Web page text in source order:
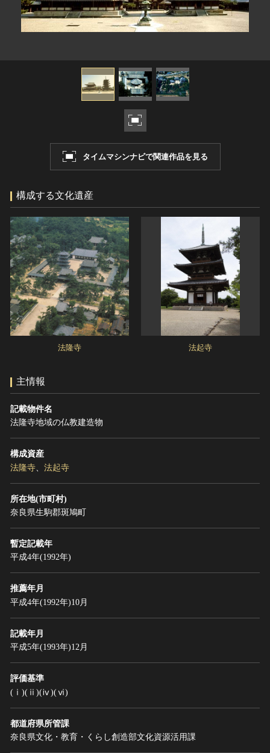
動画で見る無形の文化財 サイトマップ
サイトのご意見はこちら
文化遺産データベース
国指定文化財等データベース
タイムマシンナビで関連作品を見る
構成する文化遺産
法隆寺 法起寺
主情報
記載物件名
法隆寺地域の仏教建造物
構成資産
法隆寺
法起寺
所在地(市町村)
奈良県生駒郡斑鳩町
暫定記載年
平成4年(1992年)
推薦年月
平成4年(1992年)10月
記載年月
平成5年(1993年)12月
評価基準
(ⅰ)(ⅱ)(ⅳ)(ⅵ)
都道府県所管課
奈良県文化・教育・くらし創造部文化資源活用課